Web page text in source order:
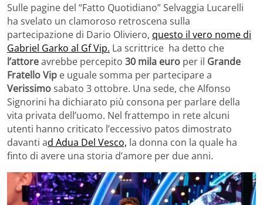
Sulle pagine del “Fatto Quotidiano” Selvaggia Lucarelli
ha svelato un clamoroso retroscena sulla
partecipazione di Dario Oliviero, questo il vero nome di
Gabriel Garko al Gf Vip. La scrittrice ha detto che
l’attoreavrebbe percepito 30 mila euro per il Grande
Fratello Vip e uguale somma per partecipare a
Verissimosabato 3 ottobre. Una sede, che Alfonso
Signorini ha dichiarato più consona per parlare della
vita privata dell’uomo. Nel frattempo in rete alcuni
utenti hanno criticato l’eccessivo patos dimostrato
davanti ad Adua Del Vesco, la donna con la quale ha
finto di avere una storia d’amore per due anni.